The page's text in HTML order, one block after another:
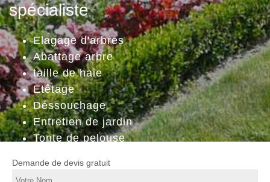
spécialiste
Elagage d'arbres
Abattage arbre
taille de haie
Etêtage
Déssouchage
Entretien de jardin
Tonte de pelouse
Demande de devis gratuit